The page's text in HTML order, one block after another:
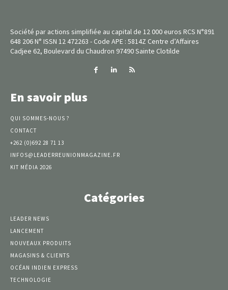
Société par actions simplifiée au capital de 12 000 euros RCS N°891
648 206 N° ISSN 12 472263 - Code APE : 5814Z Centre d’Affaires
Cadjee 62, Boulevard du Chaudron 97490 Sainte Clotilde
En savoir plus
QUI SOMMES-NOUS ?
CONTACT
+262 (0)692 28 71 13
INFOS@LEADERREUNIONMAGAZINE.FR
KIT MÉDIA 2026
Catégories
LEADER NEWS
LANCEMENT
NOUVEAUX PRODUITS
MAGASINS & CLIENTS
OCÉAN INDIEN EXPRESS
TECHNOLOGIE